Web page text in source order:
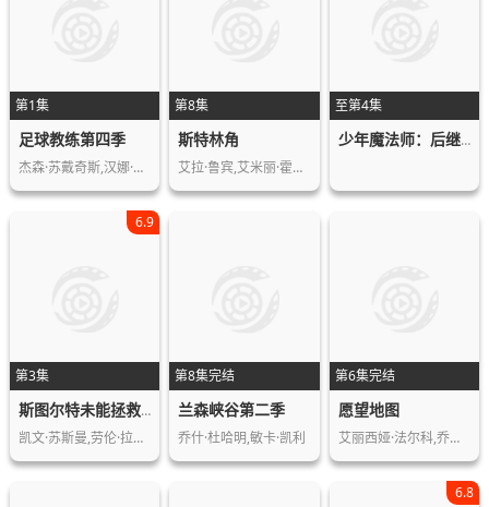
第1集
足球教练第四季
杰森·苏戴奇斯,汉娜·沃丁厄姆,朱诺·…
第8集
斯特林角
艾拉·鲁宾,艾米丽·霍菲尔,基恩·鲁法…
至第4集
少年魔法师：后继者第三季
第3集
6.9
斯图尔特未能拯救宇宙
凯文·苏斯曼,劳伦·拉普库斯,布莱恩·…
第8集完结
兰森峡谷第二季
乔什·杜哈明,敏卡·凯利
第6集完结
愿望地图
艾丽西娅·法尔科,乔治娜·阿莫罗斯,马…
6.8